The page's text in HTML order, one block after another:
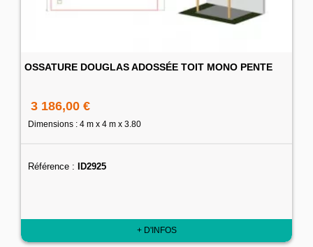
OSSATURE DOUGLAS ADOSSÉE TOIT MONO PENTE
3 186,00 €
Dimensions : 4 m x 4 m x 3.80
Référence : ID2925
+ D'INFOS